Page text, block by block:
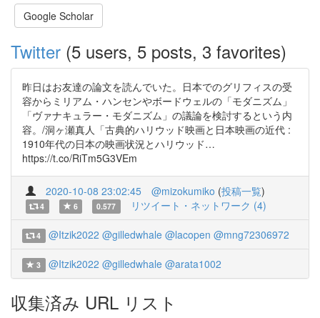
Google Scholar
Twitter (5 users, 5 posts, 3 favorites)
昨日はお友達の論文を読んでいた。日本でのグリフィスの受
容からミリアム・ハンセンやボードウェルの「モダニズム」
「ヴァナキュラー・モダニズム」の議論を検討するという内
容。/洞ヶ瀬真人「古典的ハリウッド映画と日本映画の近代 :
1910年代の日本の映画状況とハリウッド…
https://t.co/RiTm5G3VEm
2020-10-08 23:02:45 @mizokumiko (投稿一覧)
4 6 0.577 リツイート・ネットワーク (4)
4 @Itzik2022 @gilledwhale @lacopen @mng72306972
3 @Itzik2022 @gilledwhale @arata1002
収集済み URL リスト